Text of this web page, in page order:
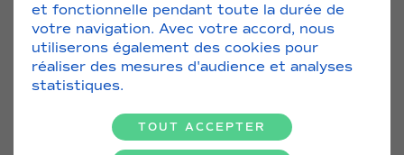
et fonctionnelle pendant toute la durée de
votre navigation. Avec votre accord, nous
utiliserons également des cookies pour
réaliser des mesures d'audience et analyses
statistiques.
TOUT ACCEPTER